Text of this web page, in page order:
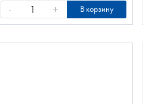
- + В корзину